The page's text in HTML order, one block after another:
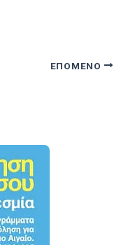
ΕΠΌΜΕΝΟ